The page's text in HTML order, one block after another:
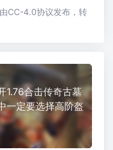
CC-4.0协议发布，转
1.76合击传奇古墓
一定要选择高阶盔